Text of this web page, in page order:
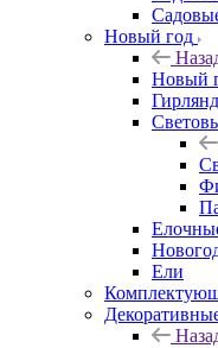
Новый год
Новый
Ели